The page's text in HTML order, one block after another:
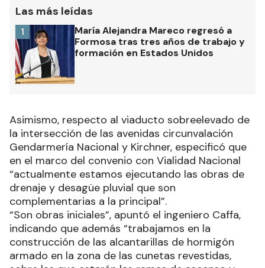
Las más leídas
María Alejandra Mareco regresó a
Formosa tras tres años de trabajo y
formación en Estados Unidos
1
Asimismo, respecto al viaducto sobreelevado de
la intersección de las avenidas circunvalación
Gendarmería Nacional y Kirchner, especificó que
en el marco del convenio con Vialidad Nacional
“actualmente estamos ejecutando las obras de
drenaje y desagüe pluvial que son
complementarias a la principal”.
“Son obras iniciales”, apuntó el ingeniero Caffa,
indicando que además “trabajamos en la
construcción de las alcantarillas de hormigón
armado en la zona de las cunetas revestidas,